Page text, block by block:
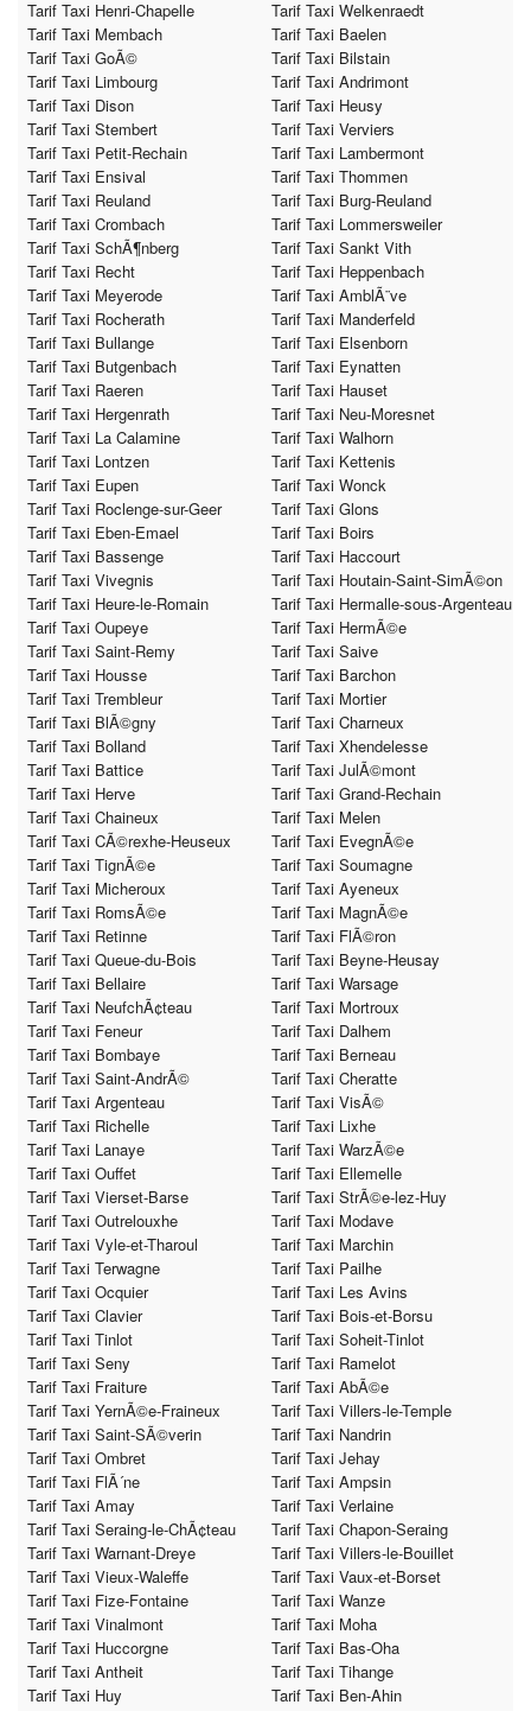
Tarif Taxi Henri-Chapelle
Tarif Taxi Welkenraedt
Tarif Taxi Membach
Tarif Taxi Baelen
Tarif Taxi GoÃ©
Tarif Taxi Bilstain
Tarif Taxi Limbourg
Tarif Taxi Andrimont
Tarif Taxi Dison
Tarif Taxi Heusy
Tarif Taxi Stembert
Tarif Taxi Verviers
Tarif Taxi Petit-Rechain
Tarif Taxi Lambermont
Tarif Taxi Ensival
Tarif Taxi Thommen
Tarif Taxi Reuland
Tarif Taxi Burg-Reuland
Tarif Taxi Crombach
Tarif Taxi Lommersweiler
Tarif Taxi SchÃ¶nberg
Tarif Taxi Sankt Vith
Tarif Taxi Recht
Tarif Taxi Heppenbach
Tarif Taxi Meyerode
Tarif Taxi AmblÃ¨ve
Tarif Taxi Rocherath
Tarif Taxi Manderfeld
Tarif Taxi Bullange
Tarif Taxi Elsenborn
Tarif Taxi Butgenbach
Tarif Taxi Eynatten
Tarif Taxi Raeren
Tarif Taxi Hauset
Tarif Taxi Hergenrath
Tarif Taxi Neu-Moresnet
Tarif Taxi La Calamine
Tarif Taxi Walhorn
Tarif Taxi Lontzen
Tarif Taxi Kettenis
Tarif Taxi Eupen
Tarif Taxi Wonck
Tarif Taxi Roclenge-sur-Geer
Tarif Taxi Glons
Tarif Taxi Eben-Emael
Tarif Taxi Boirs
Tarif Taxi Bassenge
Tarif Taxi Haccourt
Tarif Taxi Vivegnis
Tarif Taxi Houtain-Saint-SimÃ©on
Tarif Taxi Heure-le-Romain
Tarif Taxi Hermalle-sous-Argenteau
Tarif Taxi Oupeye
Tarif Taxi HermÃ©e
Tarif Taxi Saint-Remy
Tarif Taxi Saive
Tarif Taxi Housse
Tarif Taxi Barchon
Tarif Taxi Trembleur
Tarif Taxi Mortier
Tarif Taxi BlÃ©gny
Tarif Taxi Charneux
Tarif Taxi Bolland
Tarif Taxi Xhendelesse
Tarif Taxi Battice
Tarif Taxi JulÃ©mont
Tarif Taxi Herve
Tarif Taxi Grand-Rechain
Tarif Taxi Chaineux
Tarif Taxi Melen
Tarif Taxi CÃ©rexhe-Heuseux
Tarif Taxi EvegnÃ©e
Tarif Taxi TignÃ©e
Tarif Taxi Soumagne
Tarif Taxi Micheroux
Tarif Taxi Ayeneux
Tarif Taxi RomsÃ©e
Tarif Taxi MagnÃ©e
Tarif Taxi Retinne
Tarif Taxi FlÃ©ron
Tarif Taxi Queue-du-Bois
Tarif Taxi Beyne-Heusay
Tarif Taxi Bellaire
Tarif Taxi Warsage
Tarif Taxi NeufchÃ¢teau
Tarif Taxi Mortroux
Tarif Taxi Feneur
Tarif Taxi Dalhem
Tarif Taxi Bombaye
Tarif Taxi Berneau
Tarif Taxi Saint-AndrÃ©
Tarif Taxi Cheratte
Tarif Taxi Argenteau
Tarif Taxi VisÃ©
Tarif Taxi Richelle
Tarif Taxi Lixhe
Tarif Taxi Lanaye
Tarif Taxi WarzÃ©e
Tarif Taxi Ouffet
Tarif Taxi Ellemelle
Tarif Taxi Vierset-Barse
Tarif Taxi StrÃ©e-lez-Huy
Tarif Taxi Outrelouxhe
Tarif Taxi Modave
Tarif Taxi Vyle-et-Tharoul
Tarif Taxi Marchin
Tarif Taxi Terwagne
Tarif Taxi Pailhe
Tarif Taxi Ocquier
Tarif Taxi Les Avins
Tarif Taxi Clavier
Tarif Taxi Bois-et-Borsu
Tarif Taxi Tinlot
Tarif Taxi Soheit-Tinlot
Tarif Taxi Seny
Tarif Taxi Ramelot
Tarif Taxi Fraiture
Tarif Taxi AbÃ©e
Tarif Taxi YernÃ©e-Fraineux
Tarif Taxi Villers-le-Temple
Tarif Taxi Saint-SÃ©verin
Tarif Taxi Nandrin
Tarif Taxi Ombret
Tarif Taxi Jehay
Tarif Taxi FlÃ´ne
Tarif Taxi Ampsin
Tarif Taxi Amay
Tarif Taxi Verlaine
Tarif Taxi Seraing-le-ChÃ¢teau
Tarif Taxi Chapon-Seraing
Tarif Taxi Warnant-Dreye
Tarif Taxi Villers-le-Bouillet
Tarif Taxi Vieux-Waleffe
Tarif Taxi Vaux-et-Borset
Tarif Taxi Fize-Fontaine
Tarif Taxi Wanze
Tarif Taxi Vinalmont
Tarif Taxi Moha
Tarif Taxi Huccorgne
Tarif Taxi Bas-Oha
Tarif Taxi Antheit
Tarif Taxi Tihange
Tarif Taxi Huy
Tarif Taxi Ben-Ahin